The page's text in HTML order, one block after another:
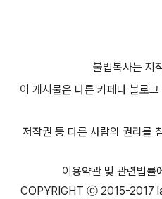
불법복사는 지
이 게시물은 다른 카페나 블로
저작권 등 다른 사람의 권리를
이용약관 및 관련법률
COPYRIGHT ⓒ 2015-2017